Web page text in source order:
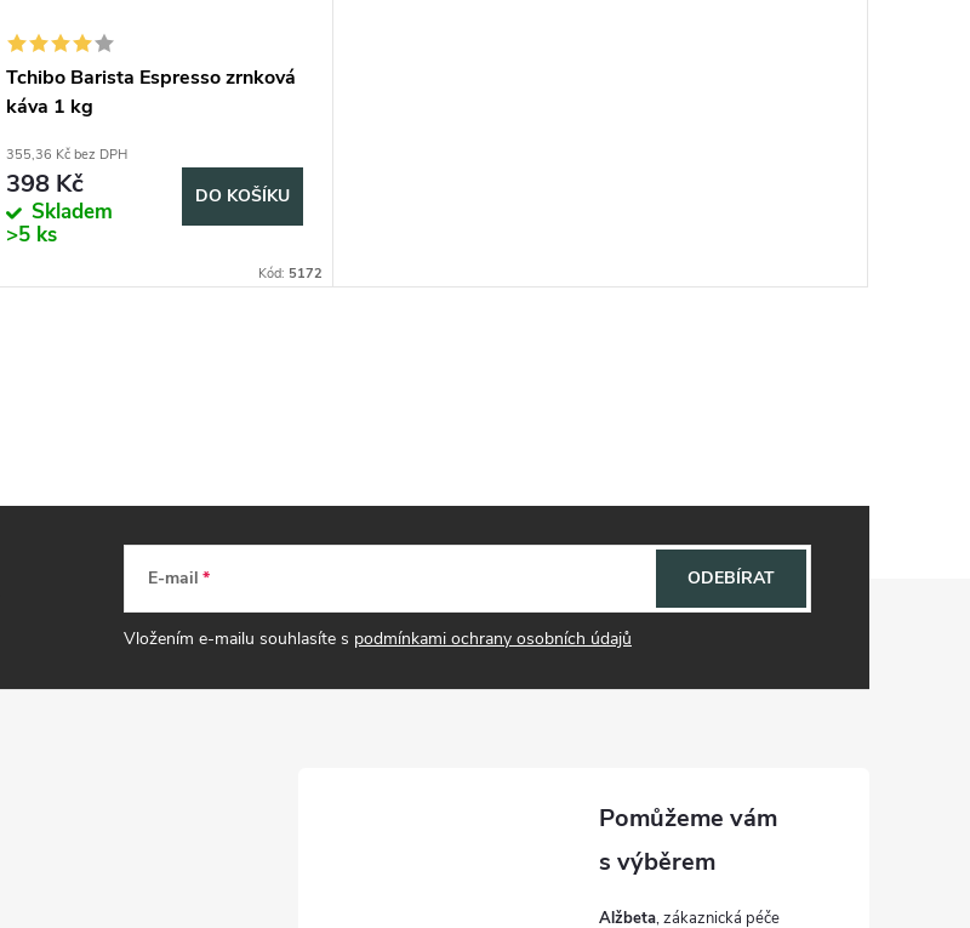
Tchibo Barista Espresso zrnková
káva 1 kg
355,36 Kč bez DPH
398 Kč
Skladem
>5 ks
DO KOŠÍKU
Kód: 5172
E-mail
Vložením e-mailu souhlasíte s podmínkami ochrany osobních údajů
ODEBÍRAT
Alžbeta